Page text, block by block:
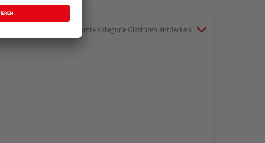
gesamte Kategorie Glastüren entdecken